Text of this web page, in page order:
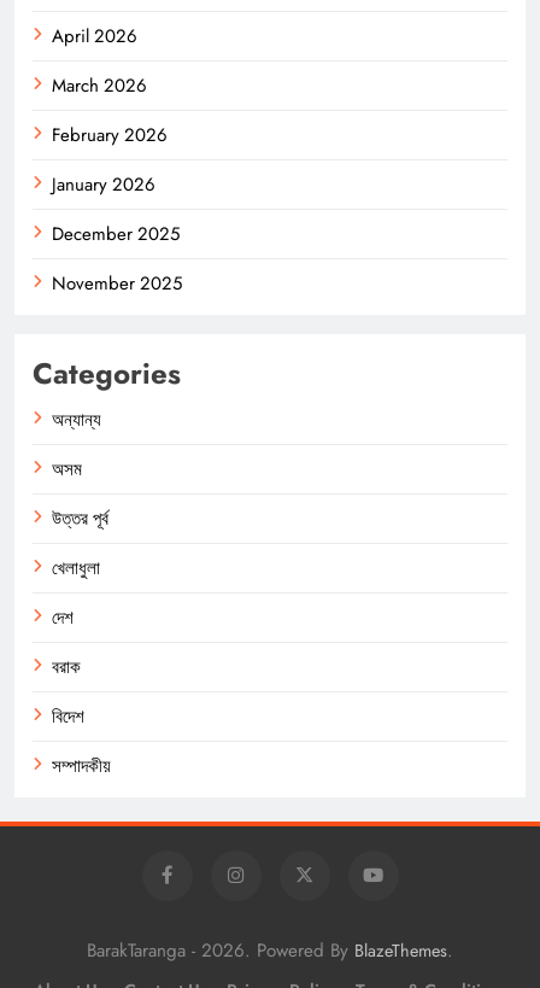
April 2026
March 2026
February 2026
January 2026
December 2025
November 2025
Categories
অন্যান্য
অসম
উত্তর পূর্ব
খেলাধুলা
দেশ
বরাক
বিদেশ
সম্পাদকীয়
BarakTaranga - 2026. Powered By BlazeThemes.